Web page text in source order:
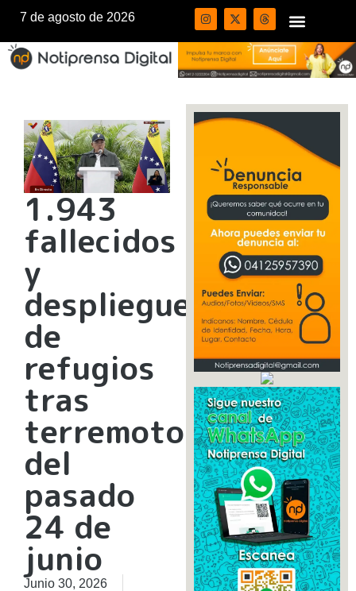
7 de agosto de 2026
1.943
fallecidos
y
despliegue
de
refugios
tras
terremotos
del
pasado
24 de
junio
Junio 30, 2026